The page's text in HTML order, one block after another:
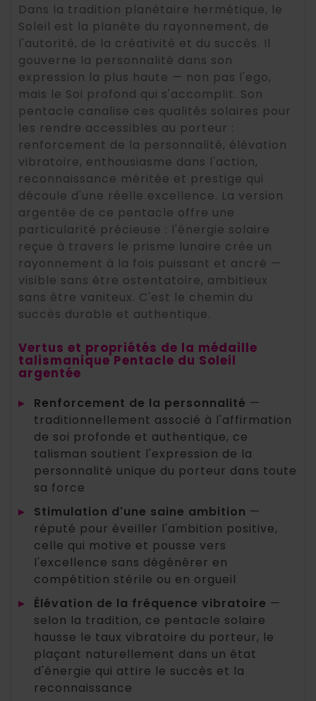
Dans la tradition planétaire hermétique, le
Soleil est la planète du rayonnement, de
l'autorité, de la créativité et du succès. Il
gouverne la personnalité dans son
expression la plus haute — non pas l'ego,
mais le Soi profond qui s'accomplit. Son
pentacle canalise ces qualités solaires pour
les rendre accessibles au porteur :
renforcement de la personnalité, élévation
vibratoire, enthousiasme dans l'action,
reconnaissance méritée et prestige qui
découle d'une réelle excellence. La version
argentée de ce pentacle offre une
particularité précieuse : l'énergie solaire
reçue à travers le prisme lunaire crée un
rayonnement à la fois puissant et ancré —
visible sans être ostentatoire, ambitieux
sans être vaniteux. C'est le chemin du
succès durable et authentique.
Vertus et propriétés de la médaille
talismanique Pentacle du Soleil
argentée
▸ Renforcement de la personnalité —
traditionnellement associé à l'affirmation
de soi profonde et authentique, ce
talisman soutient l'expression de la
personnalité unique du porteur dans toute
sa force
▸
Stimulation d'une saine ambition —
réputé pour éveiller l'ambition positive,
celle qui motive et pousse vers
l'excellence sans dégénérer en
compétition stérile ou en orgueil
▸
Élévation de la fréquence vibratoire —
selon la tradition, ce pentacle solaire
hausse le taux vibratoire du porteur, le
plaçant naturellement dans un état
d'énergie qui attire le succès et la
reconnaissance